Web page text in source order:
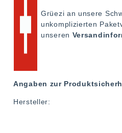
Grüezi an unsere
unkomplizierten
unseren
Angaben zur
Hersteller: